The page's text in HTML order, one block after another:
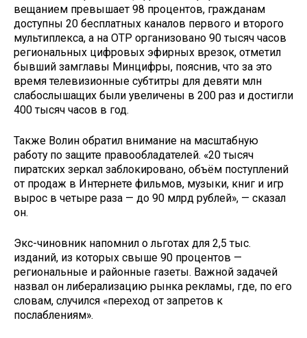
вещанием превышает 98 процентов, гражданам
доступны 20 бесплатных каналов первого и второго
мультиплекса, а на ОТР организовано 90 тысяч часов
региональных цифровых эфирных врезок, отметил
бывший замглавы Минцифры, пояснив, что за это
время телевизионные субтитры для девяти млн
слабослышащих были увеличены в 200 раз и достигли
400 тысяч часов в год.
Также Волин обратил внимание на масштабную
работу по защите правообладателей. «20 тысяч
пиратских зеркал заблокировано, объём поступлений
от продаж в Интернете фильмов, музыки, книг и игр
вырос в четыре раза — до 90 млрд рублей», — сказал
он.
Экс-чиновник напомнил о льготах для 2,5 тыс.
изданий, из которых свыше 90 процентов —
региональные и районные газеты. Важной задачей
назвал он либерализацию рынка рекламы, где, по его
словам, случился «переход от запретов к
послаблениям».